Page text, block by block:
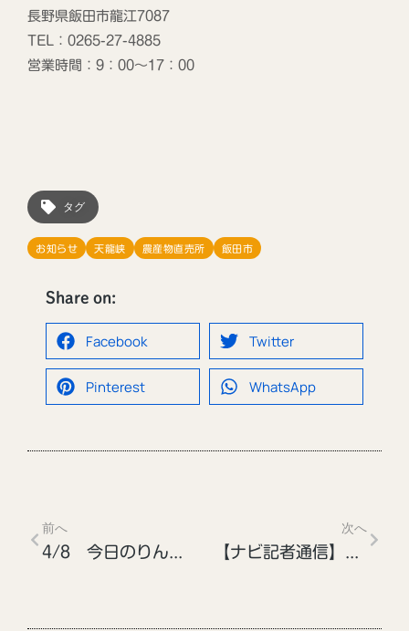
長野県飯田市龍江7087
TEL：0265-27-4885
営業時間：9：00～17：00
タグ
お知らせ 天龍峡 農産物直売所 飯田市
Share on:
Facebook Twitter
Pinterest WhatsApp
前へ 次へ